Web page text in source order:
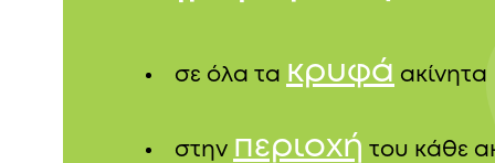
σε όλα τα κρυφά ακίνητα
στην περιοχή του κάθε